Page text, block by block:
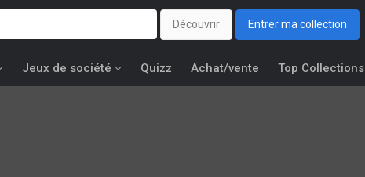
Découvrir Entrer ma collection
Jeux de société Quizz Achat/vente Top Collections